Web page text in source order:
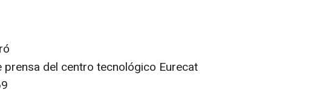
del centro tecnológico Eurecat